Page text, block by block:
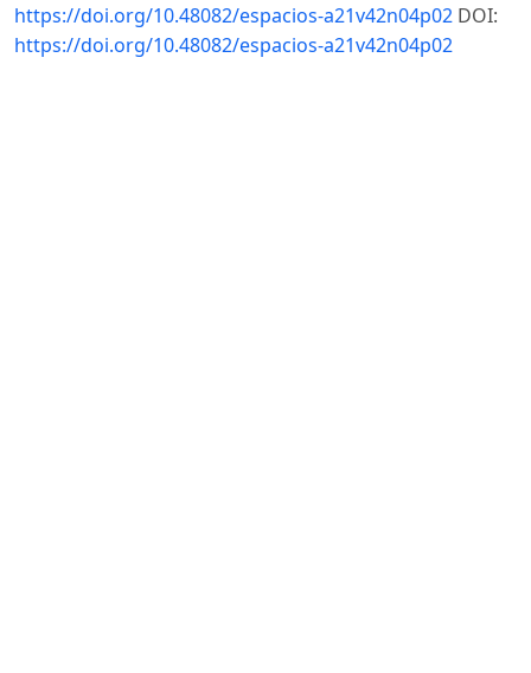
https://doi.org/10.48082/espacios-a21v42n04p02 DOI:
https://doi.org/10.48082/espacios-a21v42n04p02